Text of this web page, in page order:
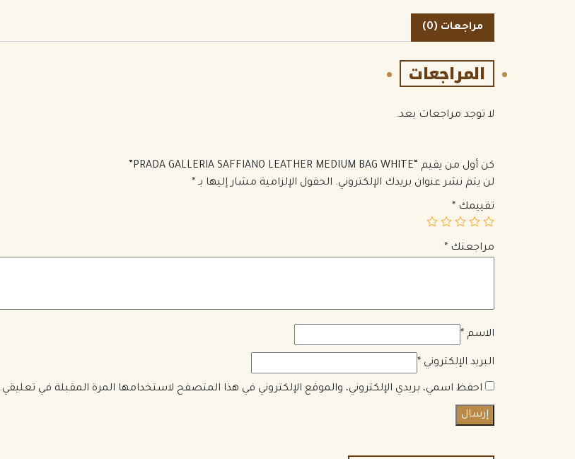
مراجعات (0)
المراجعات
لا توجد مراجعات بعد.
كن أول من يقيم “PRADA GALLERIA SAFFIANO LEATHER MEDIUM BAG WHITE”
لن يتم نشر عنوان بريدك الإلكتروني. الحقول الإلزامية مشار إليها بـ *
تقييمك *
مراجعتك *
الاسم *
البريد الإلكتروني *
احفظ اسمي، بريدي الإلكتروني، والموقع الإلكتروني في هذا المتصفح لاستخدامها المرة المقبلة في تعليقي.